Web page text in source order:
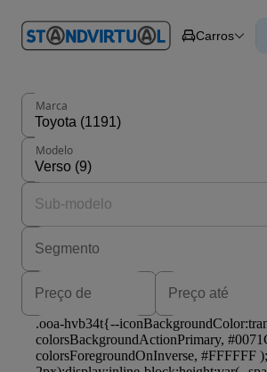
em
Carros Carros
Carros
Marca
Modelo